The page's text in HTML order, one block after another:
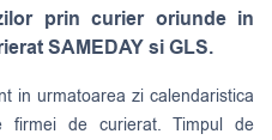
prin curier oriunde in
SAMEDAY si GLS.
in urmatoarea zi calendaristica
de curierat. Timpul de